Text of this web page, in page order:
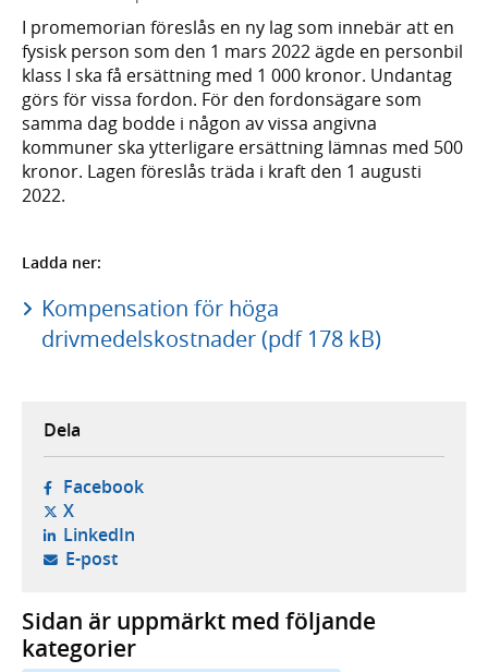
I promemorian föreslås en ny lag som innebär att en
fysisk person som den 1 mars 2022 ägde en personbil
klass I ska få ersättning med 1 000 kronor. Undantag
görs för vissa fordon. För den fordonsägare som
samma dag bodde i någon av vissa angivna
kommuner ska ytterligare ersättning lämnas med 500
kronor. Lagen föreslås träda i kraft den 1 augusti
2022.
Ladda ner:
Kompensation för höga
drivmedelskostnader (pdf 178 kB)
Dela
Facebook- öppnas i ny flik, extern webbplats,
X- öppnas i ny flik, extern webbplats,
LinkedIn- öppnas i ny flik, extern webbplats,
E-post- öppnar din e-postklient,
Sidan är uppmärkt med följande
kategorier